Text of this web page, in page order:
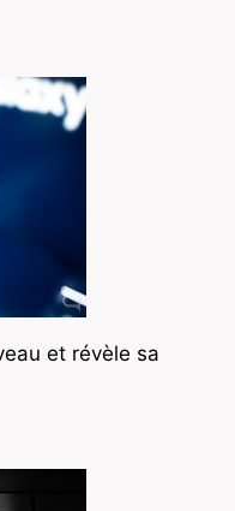
et révèle sa